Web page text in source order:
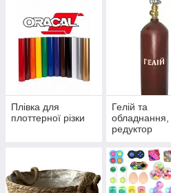
Плівка для
плоттерної різки
Гелій та
обладнання,
редуктор